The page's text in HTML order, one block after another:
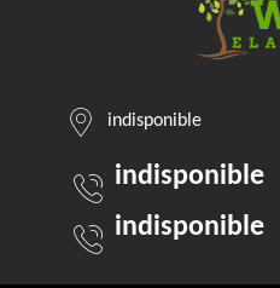
indisponible
indisponible
indisponible